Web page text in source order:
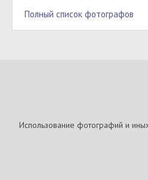
Полный список фотографов
Использование фотографий и